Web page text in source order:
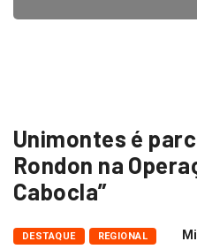
Unimontes é
Rondon na
Cabocla”
DESTAQUE REGIONAL